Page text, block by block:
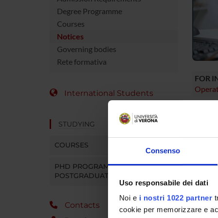
Consenso
Uso responsabile dei dati
Noi e i nostri 1022 partner
cookie per memorizzare e
Degree Programme
Courses
Notices
Governing bodies
Rete formativa
International Students
STUDYING
COURSES
PHD PROGRAMMES AND
POSTGRADUATE TRAINING
Contacts
FOR
There
your
You
notices